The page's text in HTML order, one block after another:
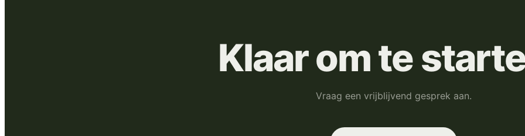
Klaar om te
Vraag een vrijblijvend gesprek aan.